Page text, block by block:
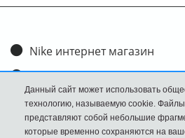
Nike интернет магазин
Доставка и оплата
Обмен и возврат
Размеры
Данный сайт может использовать
технологию, называемую cookie.
представляют собой небольшие
которые временно сохраняются на